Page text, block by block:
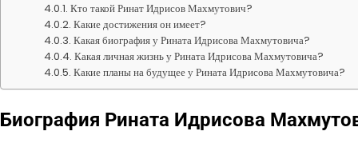
Кто такой Ринат Идрисов Махмутович?
Какие достижения он имеет?
Какая биография у Рината Идрисова Махмутовича?
Какая личная жизнь у Рината Идрисова Махмутовича?
Какие планы на будущее у Рината Идрисова Махмутовича?
Биография Рината Идрисова